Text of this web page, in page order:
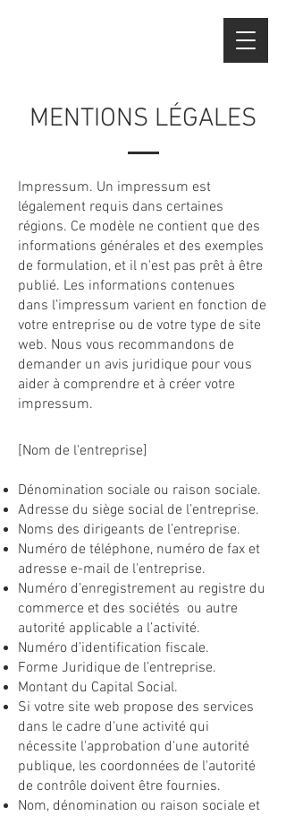
MENTIONS LÉGALES
Impressum. Un impressum est
légalement requis dans certaines
régions. Ce modèle ne contient que des
informations générales et des exemples
de formulation, et il n'est pas prêt à être
publié. Les informations contenues
dans l’impressum varient en fonction de
votre entreprise ou de votre type de site
web. Nous vous recommandons de
demander un avis juridique pour vous
aider à comprendre et à créer votre
impressum.
[Nom de l'entreprise]
Dénomination sociale ou raison sociale.
Adresse du siège social de l’entreprise.
Noms des dirigeants de l’entreprise.
Numéro de téléphone, numéro de fax et
adresse e-mail de l'entreprise.
Numéro d’enregistrement au registre du
commerce et des sociétés ou autre
autorité applicable a l’activité.
Numéro d’identification fiscale.
Forme Juridique de l’entreprise.
Montant du Capital Social.
Si votre site web propose des services
dans le cadre d'une activité qui
nécessite l'approbation d'une autorité
publique, les coordonnées de l'autorité
de contrôle doivent être fournies. ​​​
Nom, dénomination ou raison sociale et